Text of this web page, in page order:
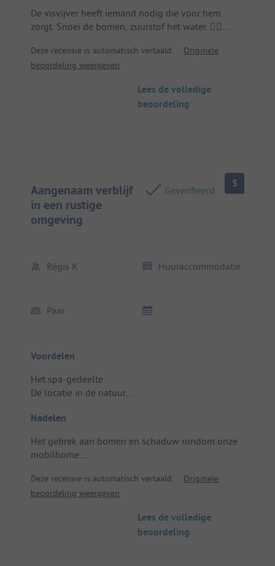
De visvijver heeft iemand nodig die voor hem
zorgt. Snoei de bomen, zuurstof het water. 👍🏻
receptie, omdat mensen de neiging hebben om
tussen 13.00 en 15.00 uur aan te komen. Ik heb
dat was goed, maar anderen weten het niet.
Deze recensie is automatisch vertaald.
Originele
beoordeling weergeven
Lees de volledige
beoordeling
Aangenaam verblijf
in een rustige
omgeving
Geverifieerd
5
Régis K Huuraccommodatie
Paar
Voordelen
Het spa-gedeelte
De locatie in de natuur
het grote terras met een parasol
Nadelen
Het gebrek aan bomen en schaduw rondom onze
mobilhome.
moesten de informatie zelf zoeken.
Plaatsing/Verhuur: Pas geïnstalleerd, er zijn heel
Matige kwaliteit van de accessoires van de
mobilhome, problemen met het vergrendelen van
Deze recensie is automatisch vertaald.
Originele
beoordeling weergeven
Lees de volledige
beoordeling